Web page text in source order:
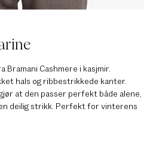
Cashmere i kasjmir.
hals og ribbestrikkede kanter.
at den passer perfekt både alene,
deilig strikk. Perfekt for vinterens